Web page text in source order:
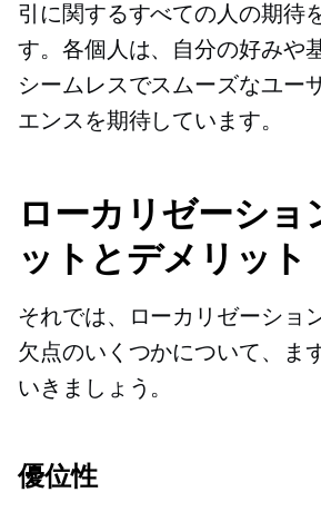
引に関するすべての人の期待
す。各個人は、自分の好みや
シームレスでスムーズなユー
エンスを期待しています。
ローカリゼーショ
ットとデメリット
それでは、ローカリゼーショ
欠点のいくつかについて、ま
いきましょう。
優位性